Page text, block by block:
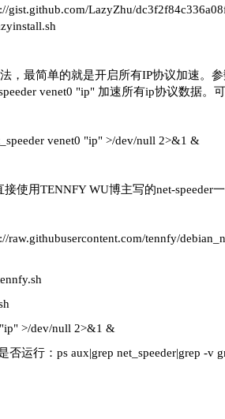
gist.github.com/LazyZhu/
，最简单的就是开启所有IP协议加速。
venet0 "ip" 加速所有ip协议数据。
venet0 "ip" >/dev/null 2>&1 &
使用TENNFY WU博主写的net-speeder
tennfy/
>/dev/null 2>&1 &
否运行：ps aux|grep net_speeder|grep -v